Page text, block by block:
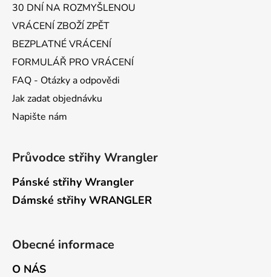
30 DNÍ NA ROZMYŠLENOU
VRÁCENÍ ZBOŽÍ ZPĚT
BEZPLATNÉ VRÁCENÍ
FORMULÁŘ PRO VRÁCENÍ
FAQ - Otázky a odpovědi
Jak zadat objednávku
Napište nám
Průvodce střihy Wrangler
Pánské střihy Wrangler
Dámské střihy WRANGLER
Obecné informace
O NÁS